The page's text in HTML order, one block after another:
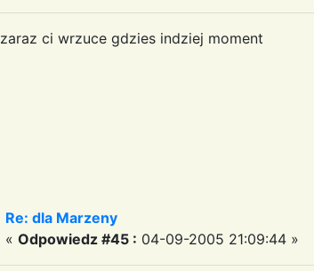
zaraz ci wrzuce gdzies indziej moment
Re: dla Marzeny
« Odpowiedz #45 : 04-09-2005 21:09:44 »